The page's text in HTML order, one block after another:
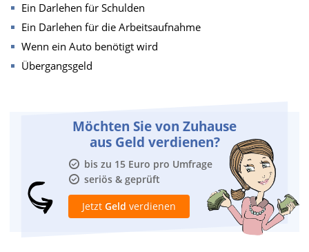
Ein Darlehen für Schulden
Ein Darlehen für die Arbeitsaufnahme
Wenn ein Auto benötigt wird
Übergangsgeld
Möchten Sie von Zuhause
aus Geld verdienen?
bis zu 15 Euro pro Umfrage
seriös & geprüft
Jetzt Geld verdienen